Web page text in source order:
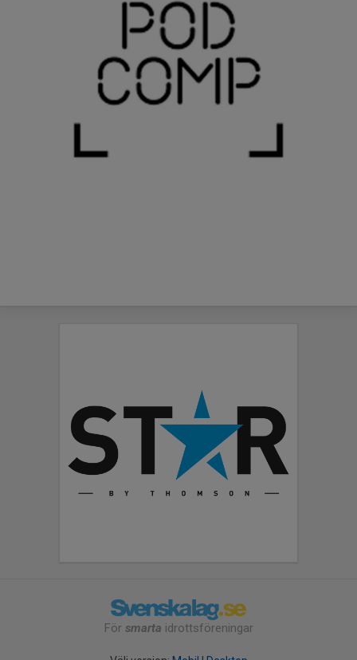
För smarta idrottsföreningar